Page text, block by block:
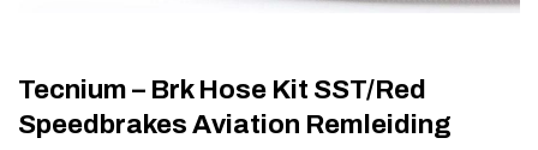
Tecnium – Brk Hose Kit SST/Red
Speedbrakes Aviation Remleiding